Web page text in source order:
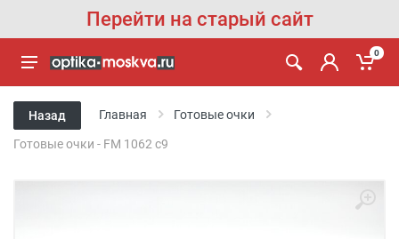
Перейти на старый сайт
0
Назад Главная Готовые очки
Готовые очки - FM 1062 c9